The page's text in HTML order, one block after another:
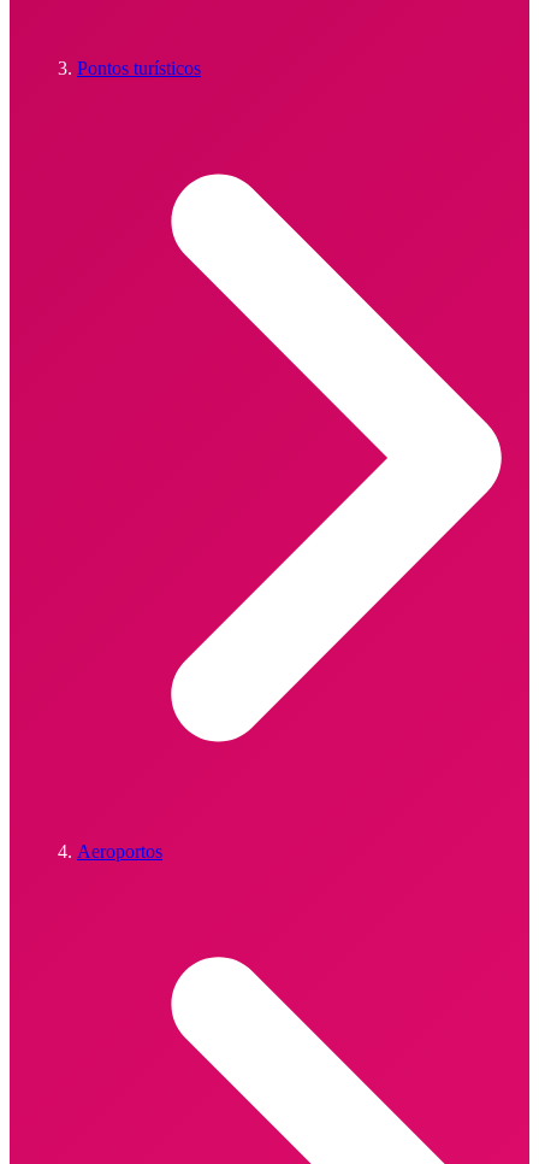
Pontos turísticos
Aeroportos